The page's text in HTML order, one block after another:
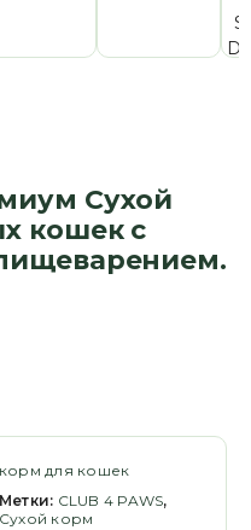
Сухой
кошек с
корм для кошек
Метки: CLUB 4 PAWS,
Сухой корм